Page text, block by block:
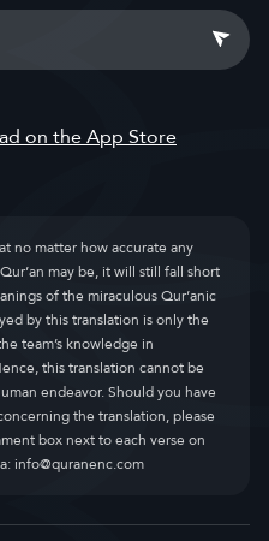
no matter how accurate any
may be, it will still fall short
of the miraculous Qur’anic
by this translation is only the
team’s knowledge in
this translation cannot be
endeavor. Should you have
the translation, please
box next to each verse on
info@quranenc.com